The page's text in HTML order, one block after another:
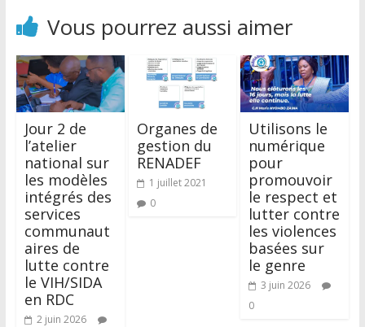
Vous pourrez aussi aimer
Jour 2 de
l’atelier
national sur
les modèles
intégrés des
services
communaut
aires de
lutte contre
le VIH/SIDA
en RDC
2 juin 2026
Organes de
gestion du
RENADEF
1 juillet 2021
0
Utilisons le
numérique
pour
promouvoir
le respect et
lutter contre
les violences
basées sur
le genre
3 juin 2026
0